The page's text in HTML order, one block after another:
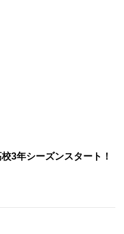
3年シーズンスタート！